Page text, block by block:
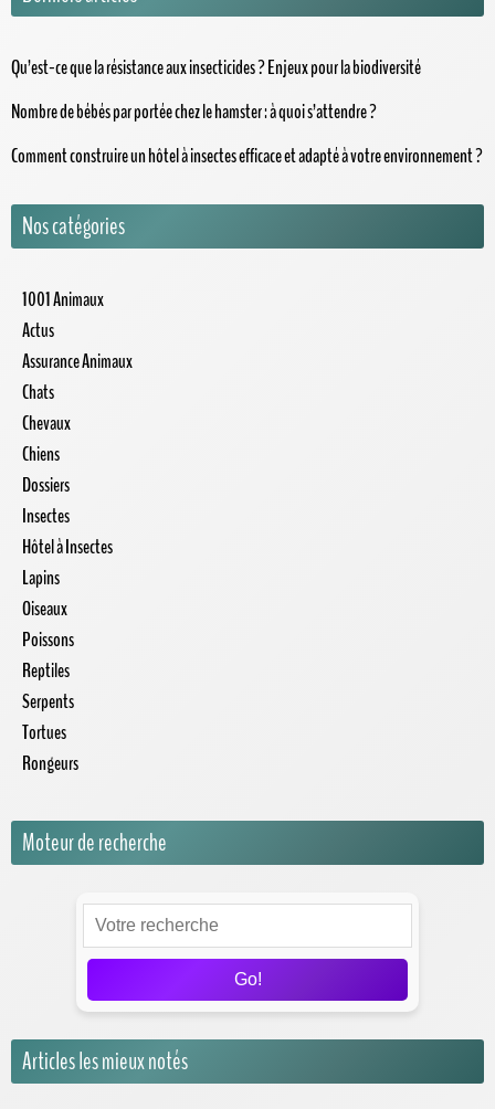
Qu’est-ce que la résistance aux insecticides ? Enjeux pour la biodiversité
Nombre de bébés par portée chez le hamster : à quoi s’attendre ?
Comment construire un hôtel à insectes efficace et adapté à votre environnement ?
Nos catégories
1001 Animaux
Actus
Assurance Animaux
Chats
Chevaux
Chiens
Dossiers
Insectes
Hôtel à Insectes
Lapins
Oiseaux
Poissons
Reptiles
Serpents
Tortues
Rongeurs
Moteur de recherche
Go!
Articles les mieux notés